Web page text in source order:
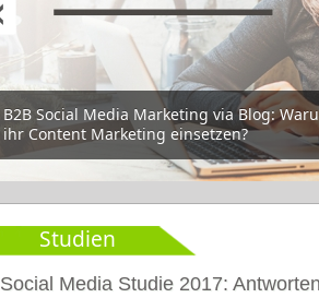
B2B Social Media Marketing via Blog:
ihr Content Marketing einsetzen?
Social Media Marketing für
Gesundheitsbranche
Studien
Social Media Studie 2017: Antworten